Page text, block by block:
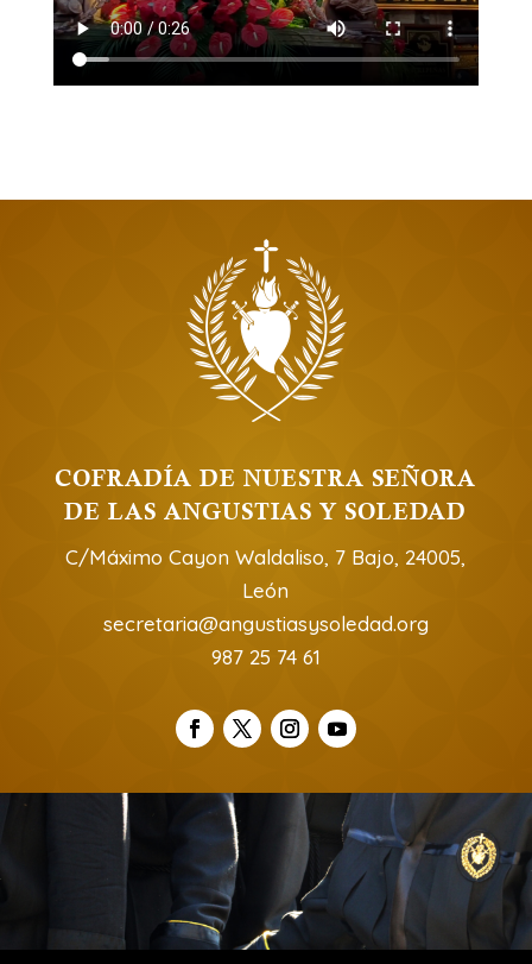
COFRADÍA DE NUESTRA SEÑORA
DE LAS ANGUSTIAS Y SOLEDAD
C/Máximo Cayon Waldaliso, 7 Bajo, 24005,
León
secretaria@angustiasysoledad.org
987 25 74 61